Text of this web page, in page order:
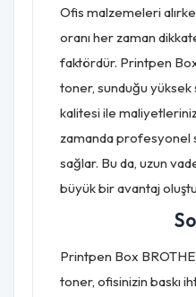
Ofis malzemeleri
oranı her zaman
faktördür. Printpen
toner, sunduğu yüksek
kalitesi ile
zamanda profesyonel
sağlar. Bu da, uzun
büyük bir avantaj
Printpen Box
toner, ofisinizin baskı